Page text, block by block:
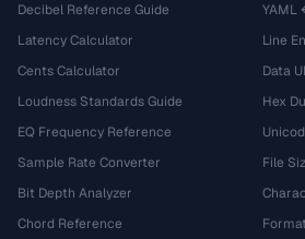
Decibel Reference Guide
Latency Calculator
Cents Calculator
Loudness Standards Guide
EQ Frequency Reference
Sample Rate Converter
Bit Depth Analyzer
Chord Reference
YAML
Line
Data
Hex
File